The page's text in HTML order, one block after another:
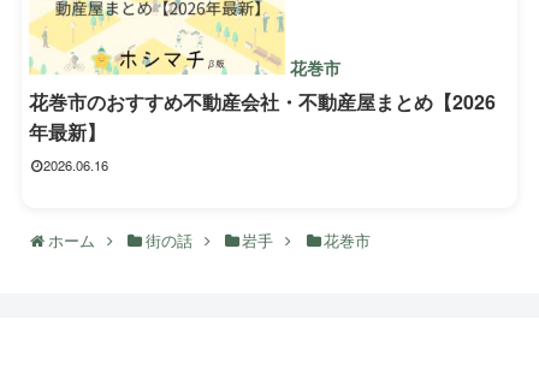
花巻市
花巻市のおすすめ不動産会社・不動産屋まとめ【2026
年最新】
2026.06.16
ホーム 街の話 岩手 花巻市